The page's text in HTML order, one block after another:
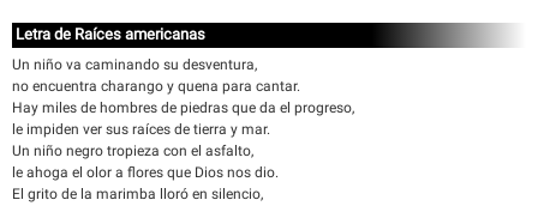
Letra de Raíces americanas
Un niño va caminando su desventura,
no encuentra charango y quena para cantar.
Hay miles de hombres de piedras que da el progreso,
le impiden ver sus raíces de tierra y mar.
Un niño negro tropieza con el asfalto,
le ahoga el olor a flores que Dios nos dio.
El grito de la marimba lloró en silencio,